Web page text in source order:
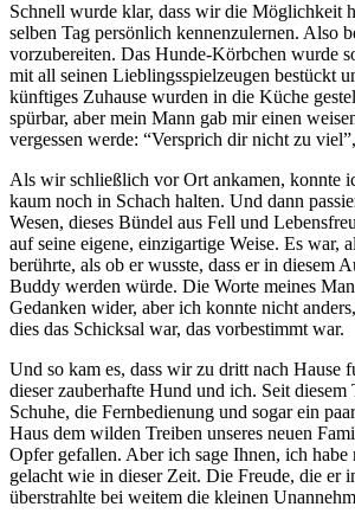
Schnell wurde klar, dass wir die Möglichkeit
selben Tag persönlich kennenzulernen. Also
vorzubereiten. Das Hunde-Körbchen wurde
mit all seinen Lieblingsspielzeugen bestückt
künftiges Zuhause wurden in die Küche
spürbar, aber mein Mann gab mir einen
vergessen werde: “Versprich dir nicht zu
Als wir schließlich vor Ort ankamen, konnte
kaum noch in Schach halten. Und dann
Wesen, dieses Bündel aus Fell und
auf seine eigene, einzigartige Weise. Es war,
berührte, als ob er wusste, dass er in diesem
Buddy werden würde. Die Worte meines
Gedanken wider, aber ich konnte nicht
dies das Schicksal war, das vorbestimmt war.
Und so kam es, dass wir zu dritt nach Hause
dieser zauberhafte Hund und ich. Seit diesem
Schuhe, die Fernbedienung und sogar ein
Haus dem wilden Treiben unseres neuen
Opfer gefallen. Aber ich sage Ihnen, ich habe
gelacht wie in dieser Zeit. Die Freude, die er
überstrahlte bei weitem die kleinen